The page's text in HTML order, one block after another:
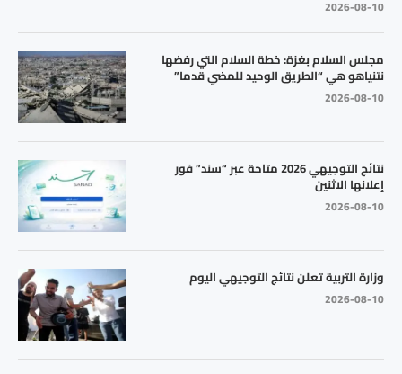
2026-08-10
مجلس السلام بغزة: خطة السلام التي رفضها
نتنياهو هي “الطريق الوحيد للمضي قدما”
2026-08-10
نتائج التوجيهي 2026 متاحة عبر “سند” فور
إعلانها الاثنين
2026-08-10
وزارة التربية تعلن نتائج التوجيهي اليوم
2026-08-10